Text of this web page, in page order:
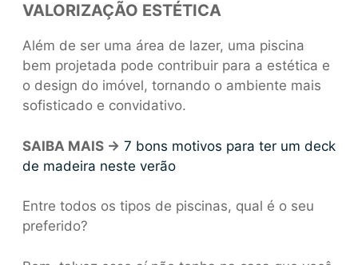
VALORIZAÇÃO ESTÉTICA
Além de ser uma área de lazer, uma piscina
bem projetada pode contribuir para a estética e
o design do imóvel, tornando o ambiente mais
sofisticado e convidativo.
SAIBA MAIS -> 7 bons motivos para ter um deck
de madeira neste verão
Entre todos os tipos de piscinas, qual é o seu
preferido?